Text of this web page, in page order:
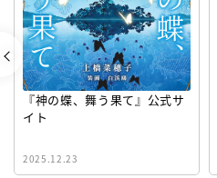
『神の蝶、舞う果て』公式サ
イト
2025.12.23